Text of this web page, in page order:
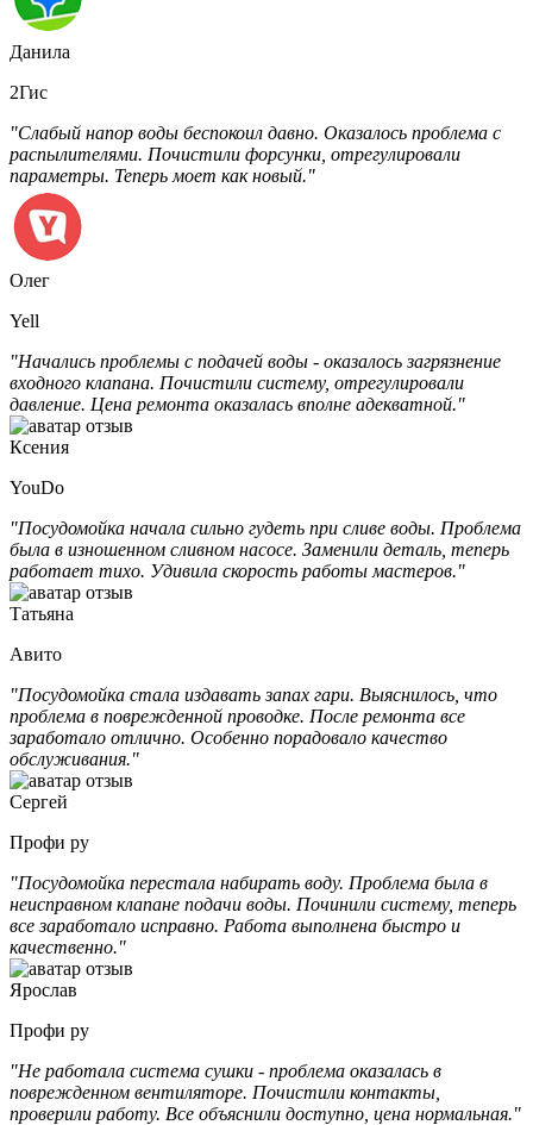
Данила
2Гис
"Слабый напор воды беспокоил давно. Оказалось проблема с
распылителями. Почистили форсунки, отрегулировали
параметры. Теперь моет как новый."
Олег
Yell
"Начались проблемы с подачей воды - оказалось загрязнение
входного клапана. Почистили систему, отрегулировали
давление. Цена ремонта оказалась вполне адекватной."
Ксения
YouDo
"Посудомойка начала сильно гудеть при сливе воды. Проблема
была в изношенном сливном насосе. Заменили деталь, теперь
работает тихо. Удивила скорость работы мастеров."
Татьяна
Авито
"Посудомойка стала издавать запах гари. Выяснилось, что
проблема в поврежденной проводке. После ремонта все
заработало отлично. Особенно порадовало качество
обслуживания."
Сергей
Профи ру
"Посудомойка перестала набирать воду. Проблема была в
неисправном клапане подачи воды. Починили систему, теперь
все заработало исправно. Работа выполнена быстро и
качественно."
Ярослав
Профи ру
"Не работала система сушки - проблема оказалась в
поврежденном вентиляторе. Почистили контакты,
проверили работу. Все объяснили доступно, цена нормальная."